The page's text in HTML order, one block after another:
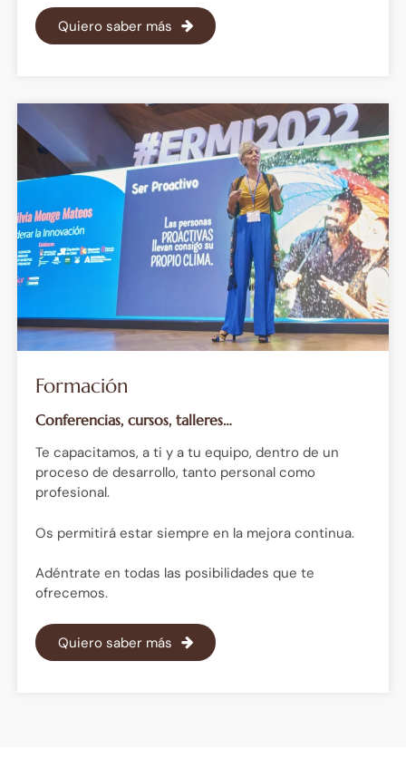
Quiero saber más
Formación
Conferencias, cursos, talleres…
Te capacitamos, a ti y a tu equipo, dentro de un
proceso de desarrollo, tanto personal como
profesional.
Os permitirá estar siempre en la mejora continua.
Adéntrate en todas las posibilidades que te
ofrecemos.
Quiero saber más